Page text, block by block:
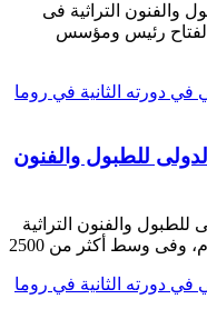
والفنون التراثية فى
الفتاح رئيس ومؤسس
للطبول والفنون
للطبول والفنون التراثية
وفى وسط أكثر من 2500